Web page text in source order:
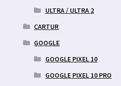
ULTRA / ULTRA 2
CARTUR
GOOGLE
GOOGLE PIXEL 10
GOOGLE PIXEL 10 PRO